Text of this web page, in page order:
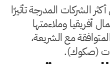
الشركات المدرجة تأثيرًا
أفريقيا وملاءمتها
مع الشريعة،
(صكوك).